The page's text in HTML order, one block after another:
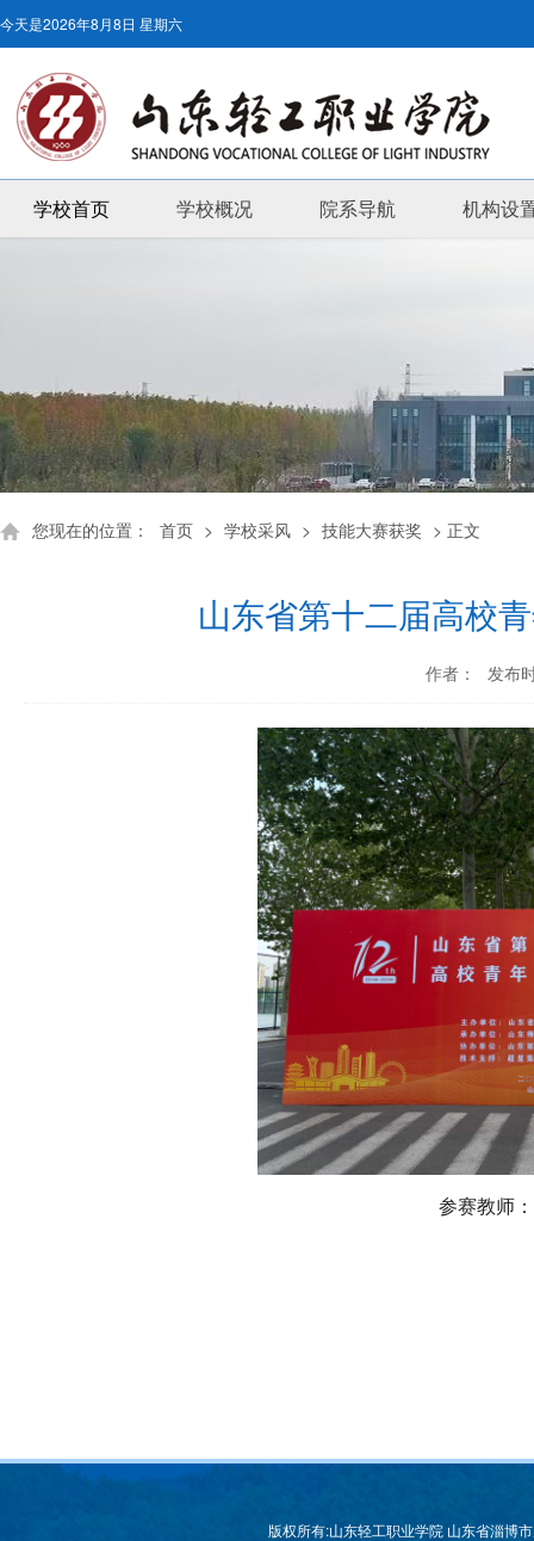
今天是2026年8月8日 星期六
学校首页 学校概况 院系导航 机构设
您现在的位置： 首页 > 学校采风 > 技能大赛获奖 > 正文
深化产教融
山东省第十二届高校
作者： 发布
参赛教师
版权所有:山东轻工职业学院 山东省淄